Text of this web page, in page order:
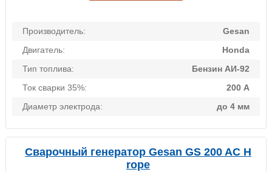
Производитель:
Gesan
Двигатель:
Honda
Тип топлива:
Бензин АИ-92
Ток сварки 35%:
200 А
Диаметр электрода:
до 4 мм
Сварочный генератор Gesan GS 200 AC H
rope